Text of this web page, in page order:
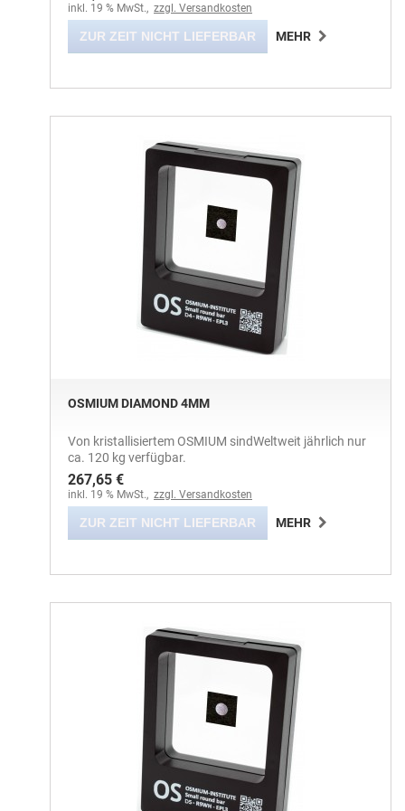
inkl. 19 % MwSt., zzgl. Versandkosten
ZUR ZEIT NICHT LIEFERBAR MEHR
OSMIUM DIAMOND 4MM
Von kristallisiertem OSMIUM sindWeltweit jährlich nur
ca. 120 kg verfügbar.
267,65 €
inkl. 19 % MwSt., zzgl. Versandkosten
ZUR ZEIT NICHT LIEFERBAR MEHR